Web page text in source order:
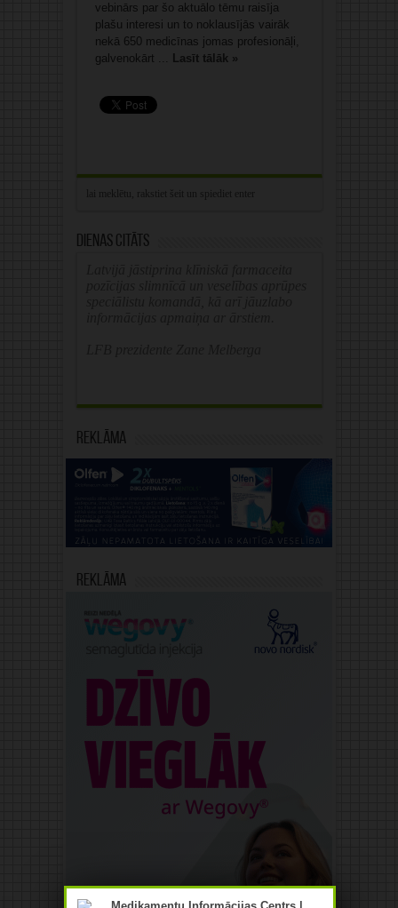
vebinārs par šo aktuālo tēmu raisīja
plašu interesi un to noklausījās vairāk
nekā 650 medicīnas jomas profesionāļi,
galvenokārt ... Lasīt tālāk »
Dienas citāts
Reklāma
Reklāma